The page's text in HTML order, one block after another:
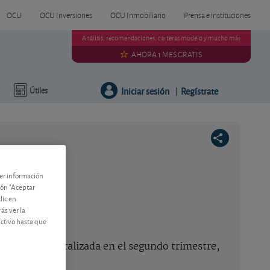
OCU OCU Inversiones OCU Inmobiliario Prensa e instituciones
Útiles
Análisis, recomendaciones, carteras modelo y mucho más
AHORA 1 MES GRATIS
Iniciar sesión | Regístrate
forma generalizada en el segundo trimestre,
información
"Aceptar
en
ver la
hasta que